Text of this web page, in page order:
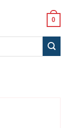
0